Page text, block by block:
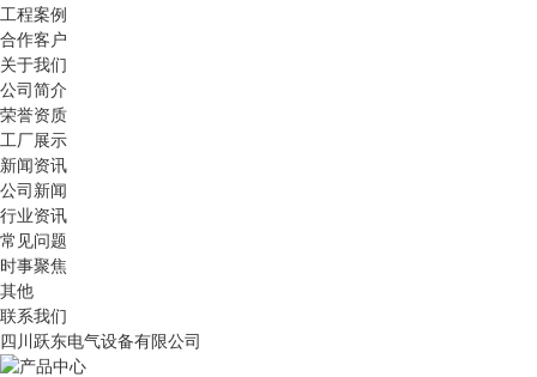
工程案例
合作客户
关于我们
公司简介
荣誉资质
工厂展示
新闻资讯
公司新闻
行业资讯
常见问题
时事聚焦
其他
联系我们
四川跃东电气设备有限公司